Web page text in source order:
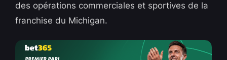
des opérations commerciales et sportives de la
franchise du Michigan.